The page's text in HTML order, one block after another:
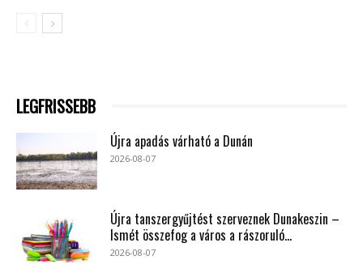
LEGFRISSEBB
Újra apadás várható a Dunán
2026-08-07
Újra tanszergyűjtést szerveznek Dunakeszin –
Ismét összefog a város a rászoruló...
2026-08-07